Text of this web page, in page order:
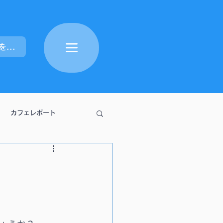
ポイントを表示
カフェレポート